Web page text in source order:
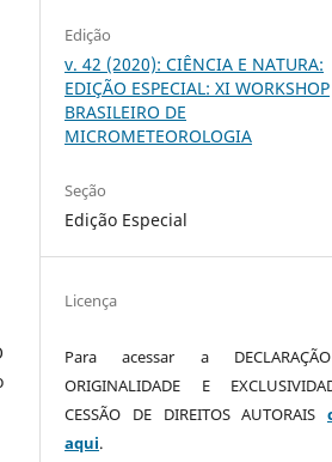
Edição
v. 42 (2020): CIÊNCIA E NATURA:
EDIÇÃO ESPECIAL: XI WORKSHOP
BRASILEIRO DE
MICROMETEOROLOGIA
Seção
Edição Especial
Licença
Para acessar a
ORIGINALIDADE E
CESSÃO DE DIREITOS AUTORAIS
aqui.